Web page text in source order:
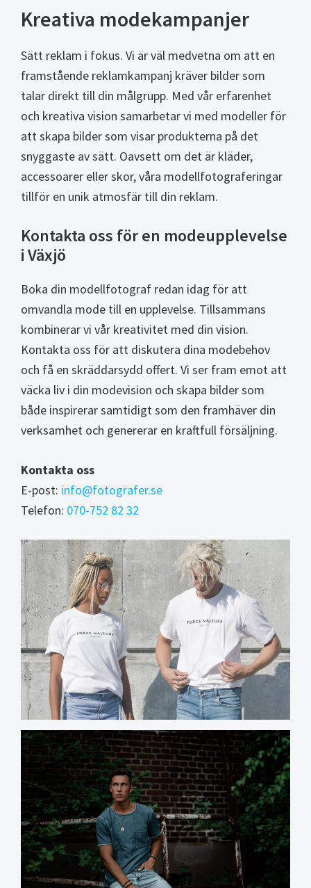
Kreativa modekampanjer
Sätt reklam i fokus. Vi är väl medvetna om att en
framstående reklamkampanj kräver bilder som
talar direkt till din målgrupp. Med vår erfarenhet
och kreativa vision samarbetar vi med modeller för
att skapa bilder som visar produkterna på det
snyggaste av sätt. Oavsett om det är kläder,
accessoarer eller skor, våra modellfotograferingar
tillför en unik atmosfär till din reklam.
Kontakta oss för en modeupplevelse
i Växjö
Boka din modellfotograf redan idag för att
omvandla mode till en upplevelse. Tillsammans
kombinerar vi vår kreativitet med din vision.
Kontakta oss för att diskutera dina modebehov
och få en skräddarsydd offert. Vi ser fram emot att
väcka liv i din modevision och skapa bilder som
både inspirerar samtidigt som den framhäver din
verksamhet och genererar en kraftfull försäljning.
Kontakta oss
E-post: info@fotografer.se
Telefon: 070-752 82 32